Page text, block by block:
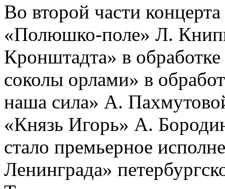
Во второй части
«Полюшко-поле» Л.
Кронштадта» в
соколы орлами» в
наша сила» А.
«Князь Игорь» А.
стало премьерное
Ленинграда»